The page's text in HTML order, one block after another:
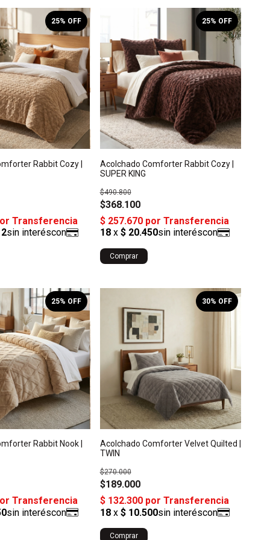
Rabbit Cozy |
25% OFF
Acolchado Comforter Rabbit Cozy |
SUPER KING
$368.100
$490.800
25% OFF
Comprar
Rabbit Nook |
25% OFF
Acolchado Comforter Velvet Quilted |
TWIN
$189.000
$270.000
30% OFF
Comprar